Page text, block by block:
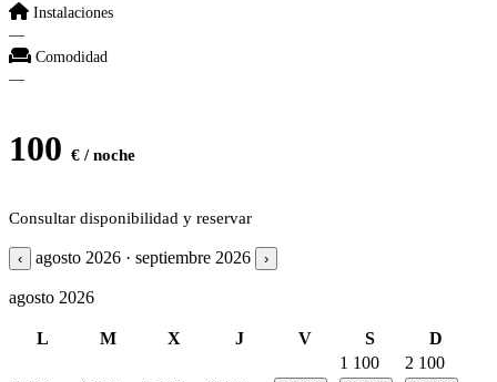
Instalaciones
—
Comodidad
—
100 € / noche
Consultar disponibilidad y reservar
‹ agosto 2026 · septiembre 2026 ›
agosto 2026
L M X J V S
D
1 100 2 100